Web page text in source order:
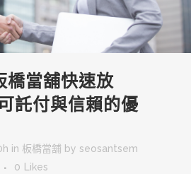
橋當舖快速放
託付與信賴的優
in 板橋當舖 by seosantsem
0 Likes